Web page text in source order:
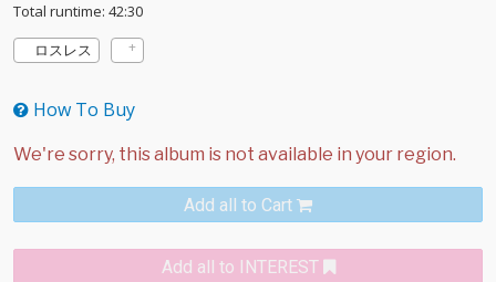
Total runtime: 42:30
ロスレス
How To Buy
Add all to Cart
Add all to INTEREST